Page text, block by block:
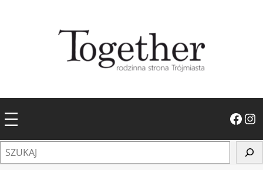
Facebook Instagram
z